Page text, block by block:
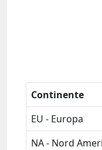
Continente
EU - Europa
NA - Nord